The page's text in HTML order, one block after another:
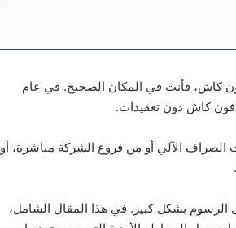
كاش، فأنت في المكان الصحيح. في عام
الآلي أو من فروع الشركة مباشرة، أو
الرسوم بشكل كبير. في هذا المقال الشامل،